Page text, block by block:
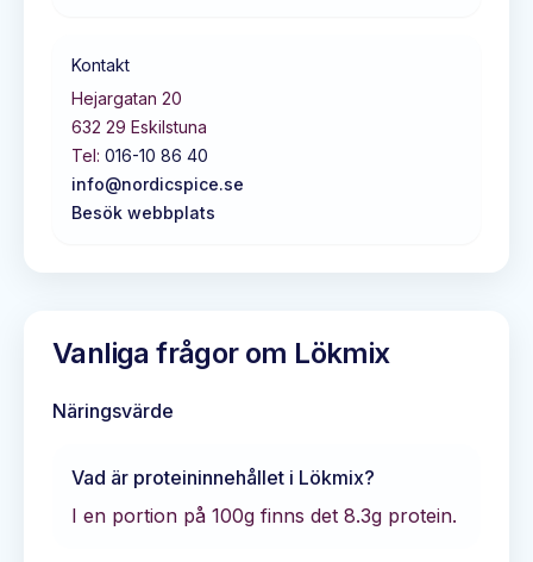
Kontakt
Hejargatan 20
632 29 Eskilstuna
Tel: 016-10 86 40
info@nordicspice.se
Besök webbplats
Vanliga frågor om Lökmix
Näringsvärde
Vad är proteininnehållet i Lökmix?
I en portion på 100g finns det 8.3g protein.